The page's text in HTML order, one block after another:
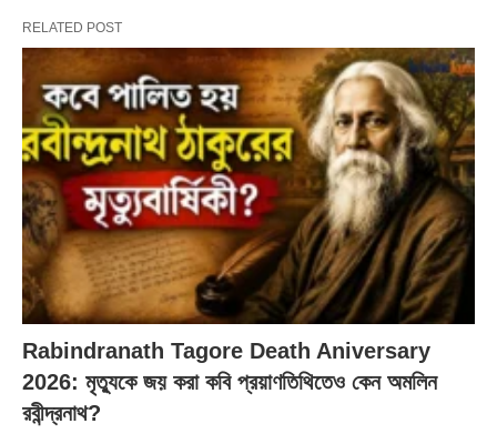
RELATED POST
Rabindranath Tagore Death Aniversary
2026: মৃত্যুকে জয় করা কবি প্রয়াণতিথিতেও কেন অমলিন
রবীন্দ্রনাথ?